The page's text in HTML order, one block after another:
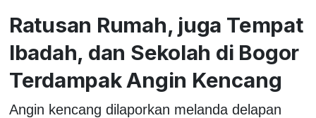
Ratusan Rumah, juga Tempat
Ibadah, dan Sekolah di Bogor
Terdampak Angin Kencang
Angin kencang dilaporkan melanda delapan